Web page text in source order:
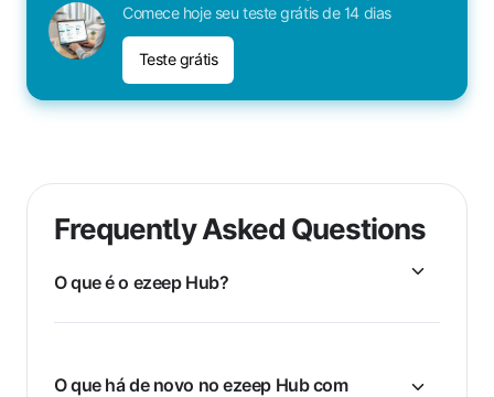
Comece hoje seu teste grátis de 14 dias
Teste grátis
Frequently Asked Questions
O que é o ezeep Hub?
O que há de novo no ezeep Hub com